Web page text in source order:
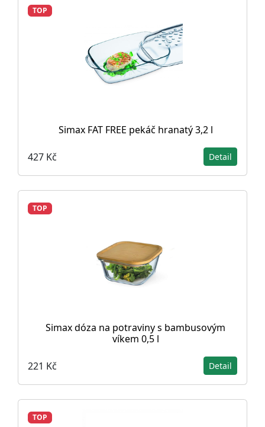
TOP
Simax FAT FREE pekáč hranatý 3,2 l
427 Kč Detail
TOP
Simax dóza na potraviny s bambusovým
víkem 0,5 l
221 Kč Detail
TOP